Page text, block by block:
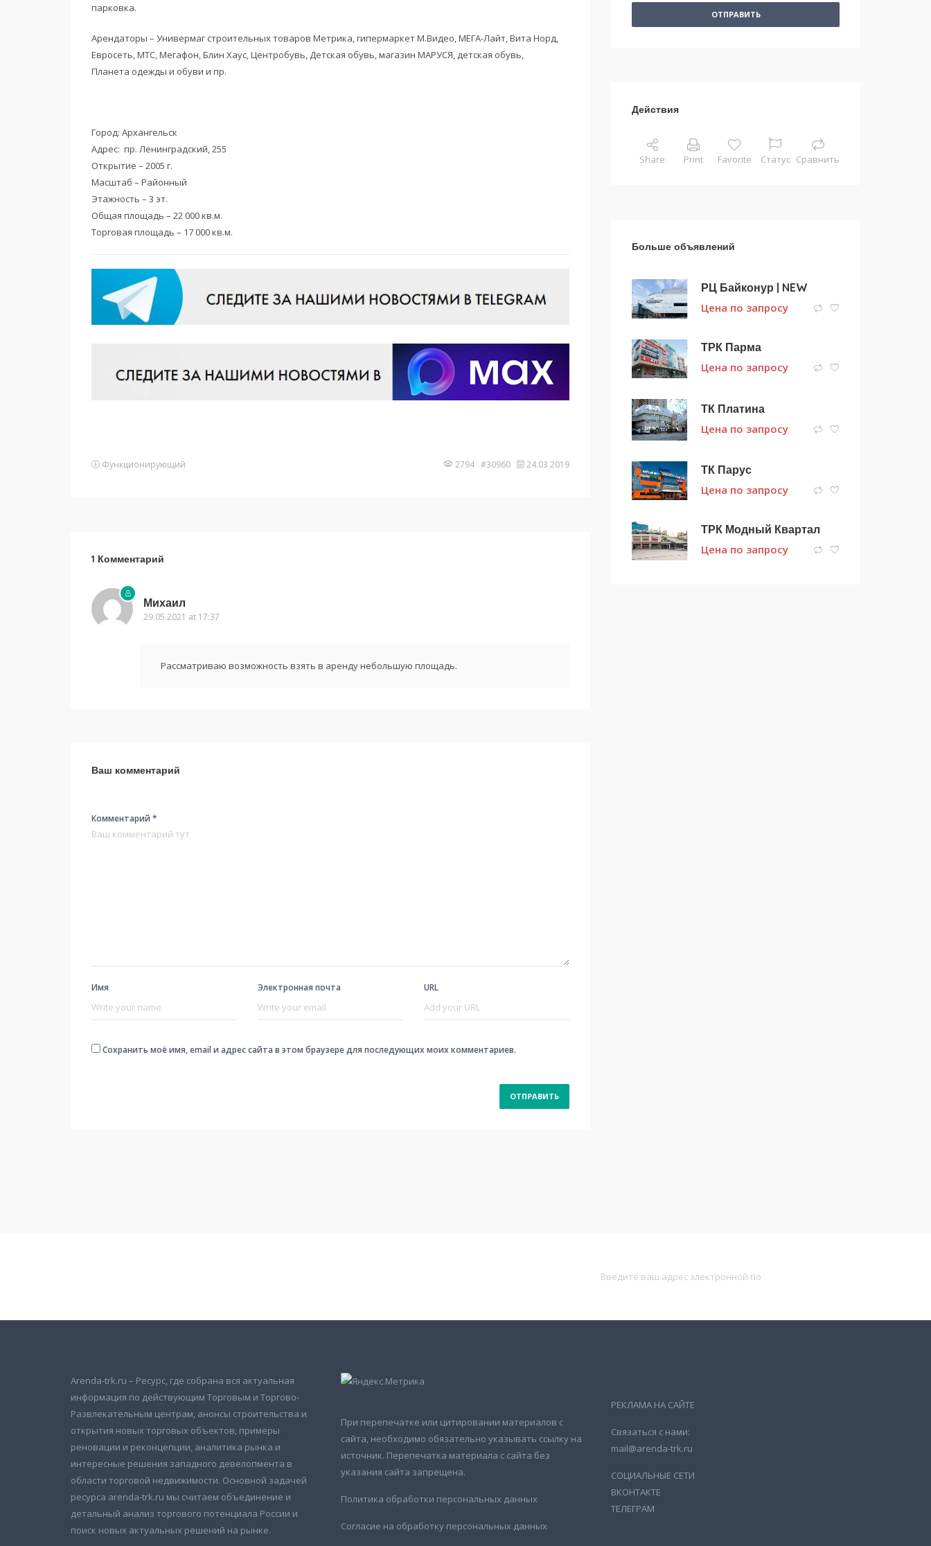
парковка.
Арендаторы – Универмаг строительных товаров Метрика, гипермаркет М.Видео, МЕГА-Лайт, Вита Норд,
Евросеть, МТС, Мегафон, Блин Хаус, Центробувь, Детская обувь, магазин МАРУСЯ, детская обувь,
Планета одежды и обуви и пр.
Город: Архангельск
Адрес: пр. Ленинградский, 255
Открытие – 2005 г.
Масштаб – Районный
Этажность – 3 эт.
Общая площадь – 22 000 кв.м.
Торговая площадь – 17 000 кв.м.
Функционирующий 2794 #30960 24.03.2019
1 Комментарий
Михаил
29.05.2021 at 17:37
Рассматриваю возможность взять в аренду небольшую площадь.
Ваш комментарий
Комментарий *
Имя Электронная почта URL
Сохранить моё имя, email и адрес сайта в этом браузере для последующих моих комментариев.
ОТПРАВИТЬ
Действия
Share Print Favorite Статус Сравнить
Больше объявлений
РЦ Байконур | NEW
Цена по запросу
ТРК Парма
Цена по запросу
ТК Платина
Цена по запросу
ТК Парус
Цена по запросу
ТРК Модный Квартал
Цена по запросу
Arenda-trk.ru – Ресурс, где собрана вся актуальная
информация по действующим Торговым и Торгово-
Развлекательным центрам, анонсы строительства и
открытия новых торговых объектов, примеры
реновации и реконцепции, аналитика рынка и
интересные решения западного девелопмента в
области торговой недвижимости. Основной задачей
ресурса arenda-trk.ru мы считаем объединение и
детальный анализ торгового потенциала России и
поиск новых актуальных решений на рынке.
При перепечатке или цитировании материалов с
сайта, необходимо обязательно указывать ссылку на
источник. Перепечатка материала с сайта без
указания сайта запрещена.
Политика обработки персональных данных
Согласие на обработку персональных данных
РЕКЛАМА НА САЙТЕ
Связаться с нами:
mail@arenda-trk.ru
СОЦИАЛЬНЫЕ СЕТИ
ВКОНТАКТЕ
ТЕЛЕГРАМ